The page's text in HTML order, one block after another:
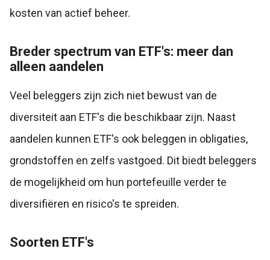
kosten van actief beheer.
Breder spectrum van ETF's: meer dan
alleen aandelen
Veel beleggers zijn zich niet bewust van de
diversiteit aan ETF's die beschikbaar zijn. Naast
aandelen kunnen ETF's ook beleggen in obligaties,
grondstoffen en zelfs vastgoed. Dit biedt beleggers
de mogelijkheid om hun portefeuille verder te
diversifiëren en risico's te spreiden.
Soorten ETF's